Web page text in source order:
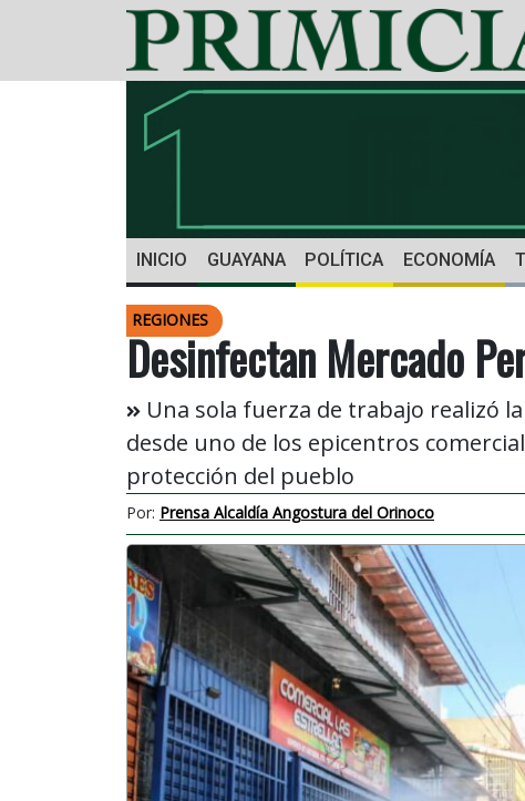
INICIO GUAYANA POLÍTICA ECONOMÍA
REGIONES
Desinfectan Mercado
Una sola fuerza de trabajo realizó
desde uno de los epicentros
protección del pueblo
Por: Prensa Alcaldía Angostura del Orinoco